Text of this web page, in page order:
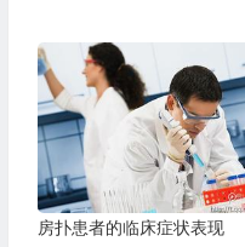
房扑患者的临床症状表现